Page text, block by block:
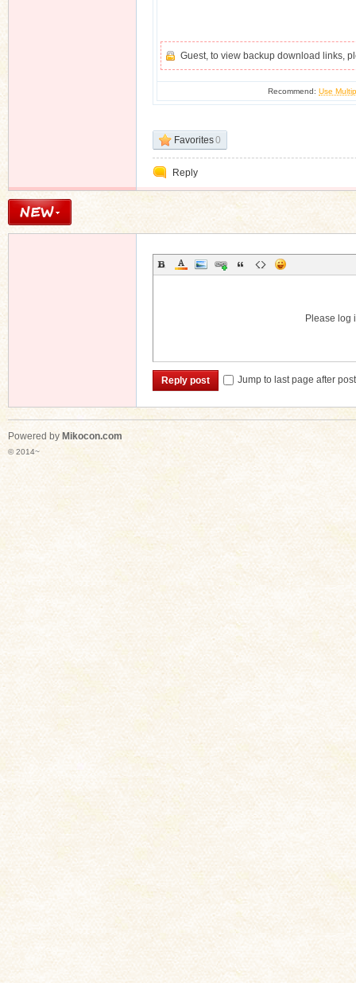
Guest, to view backup download links,
Recommend:Use
Favorites0
Reply
Please log
Reply post Jump to last page after
Powered by Mikocon.com
© 2014~